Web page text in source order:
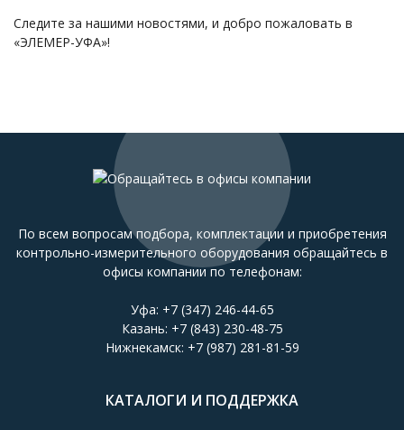
Следите за нашими новостями, и добро пожаловать в
«ЭЛЕМЕР-УФА»!
По всем вопросам подбора, комплектации и приобретения
контрольно-измерительного оборудования обращайтесь в
офисы компании по телефонам:
Уфа: +7 (347) 246-44-65
Казань: +7 (843) 230-48-75
Нижнекамск: +7 (987) 281-81-59
КАТАЛОГИ И ПОДДЕРЖКА